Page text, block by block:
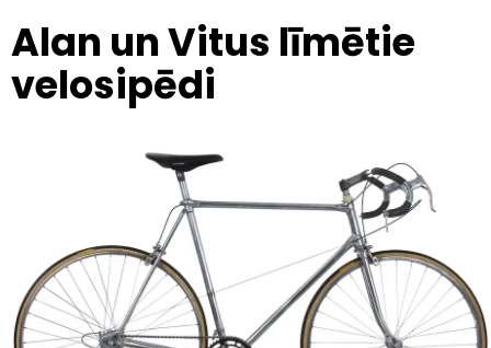
Alan un Vitus līmētie
velosipēdi